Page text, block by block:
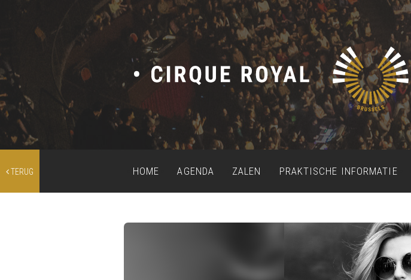
TERUG HOME AGENDA ZALEN PRAKTISCHE INFORMATIE